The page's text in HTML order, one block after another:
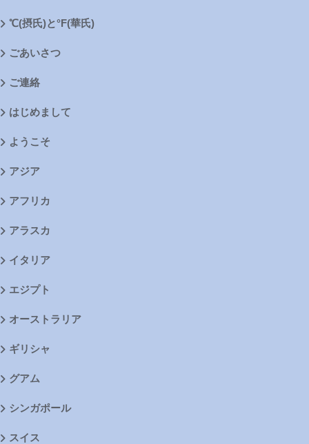
℃(摂氏)と°F(華氏)
ごあいさつ
ご連絡
はじめまして
ようこそ
アジア
アフリカ
アラスカ
イタリア
エジプト
オーストラリア
ギリシャ
グアム
シンガポール
スイス